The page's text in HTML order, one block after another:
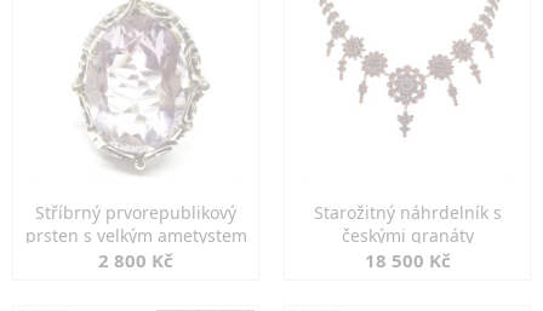
Stříbrný prvorepublikový
prsten s velkým ametystem
2 800 Kč
Starožitný náhrdelník s
českými granáty
18 500 Kč